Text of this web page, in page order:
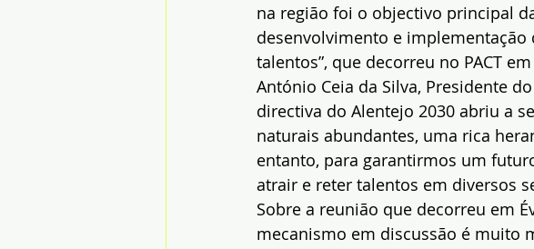
na região foi o objectivo principal
desenvolvimento e implementação
talentos”, que decorreu no PACT
António Ceia da Silva, Presidente
directiva do Alentejo 2030 abriu a
naturais abundantes, uma rica
entanto, para garantirmos um
atrair e reter talentos em diversos
Sobre a reunião que decorreu em
mecanismo em discussão é muito